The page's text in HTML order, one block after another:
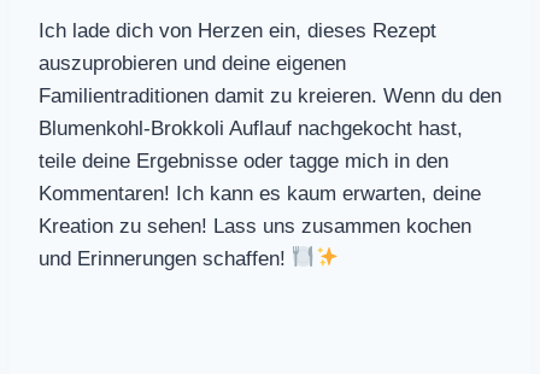
Ich lade dich von Herzen ein, dieses Rezept
auszuprobieren und deine eigenen
Familientraditionen damit zu kreieren. Wenn du den
Blumenkohl-Brokkoli Auflauf nachgekocht hast,
teile deine Ergebnisse oder tagge mich in den
Kommentaren! Ich kann es kaum erwarten, deine
Kreation zu sehen! Lass uns zusammen kochen
und Erinnerungen schaffen!